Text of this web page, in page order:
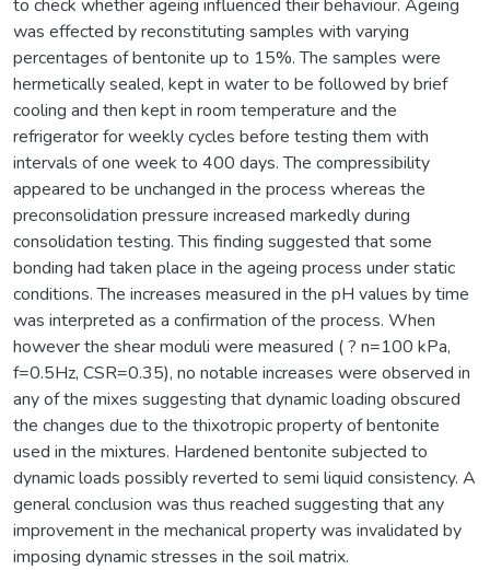
to check whether ageing influenced their behaviour. Ageing
was effected by reconstituting samples with varying
percentages of bentonite up to 15%. The samples were
hermetically sealed, kept in water to be followed by brief
cooling and then kept in room temperature and the
refrigerator for weekly cycles before testing them with
intervals of one week to 400 days. The compressibility
appeared to be unchanged in the process whereas the
preconsolidation pressure increased markedly during
consolidation testing. This finding suggested that some
bonding had taken place in the ageing process under static
conditions. The increases measured in the pH values by time
was interpreted as a confirmation of the process. When
however the shear moduli were measured ( ? n=100 kPa,
f=0.5Hz, CSR=0.35), no notable increases were observed in
any of the mixes suggesting that dynamic loading obscured
the changes due to the thixotropic property of bentonite
used in the mixtures. Hardened bentonite subjected to
dynamic loads possibly reverted to semi liquid consistency. A
general conclusion was thus reached suggesting that any
improvement in the mechanical property was invalidated by
imposing dynamic stresses in the soil matrix.